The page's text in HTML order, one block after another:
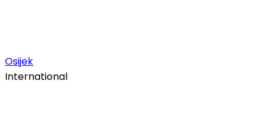
Osijek
International